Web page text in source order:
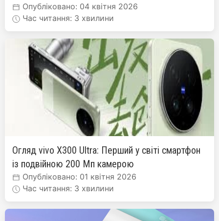
Опубліковано: 04 квітня 2026
Час читання: 3 хвилини
Огляд vivo X300 Ultra: Перший у світі смартфон
із подвійною 200 Мп камерою
Опубліковано: 01 квітня 2026
Час читання: 3 хвилини